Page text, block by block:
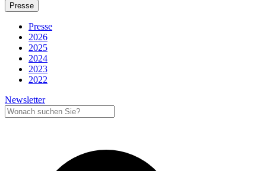
Presse
Presse
2026
2025
2024
2023
2022
Newsletter